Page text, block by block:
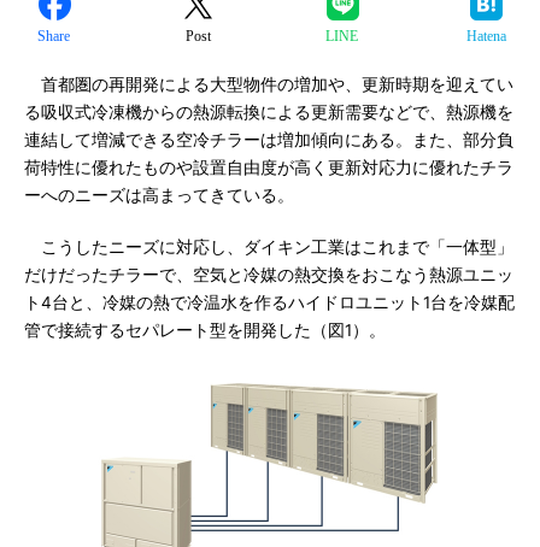
Share Post LINE Hatena
首都圏の再開発による大型物件の増加や、更新時期を迎えてい
る吸収式冷凍機からの熱源転換による更新需要などで、熱源機を
連結して増減できる空冷チラーは増加傾向にある。また、部分負
荷特性に優れたものや設置自由度が高く更新対応力に優れたチラ
ーへのニーズは高まってきている。
こうしたニーズに対応し、ダイキン工業はこれまで「一体型」
だけだったチラーで、空気と冷媒の熱交換をおこなう熱源ユニッ
ト4台と、冷媒の熱で冷温水を作るハイドロユニット1台を冷媒配
管で接続するセパレート型を開発した（図1）。